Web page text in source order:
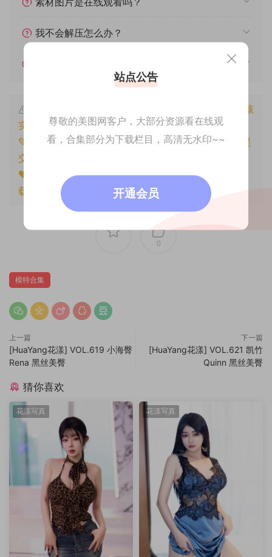
我不会解压怎么办？
本文资源仅供个人参考学习，请勿批量搬运，一经核
实将封禁账号权限！
💚本文资源均来源网友分享，若侵犯了您的权益可以提
交工单处理。
🧡原文链接：https://www.znjfg.com/3781.html
载请注明出处。
0
模特合集
上一篇
[HuaYang花漾] VOL.619 小海臀
Rena 黑丝美臀
下一篇
[HuaYang花漾] VOL.621 凯竹
Quinn 黑丝美臀
猜你喜欢
花漾写真 花漾写真
站点公告
尊敬的美图网客户，大部分资源看在线观
看，合集部分为下载栏目，高清无水印~~
开通会员